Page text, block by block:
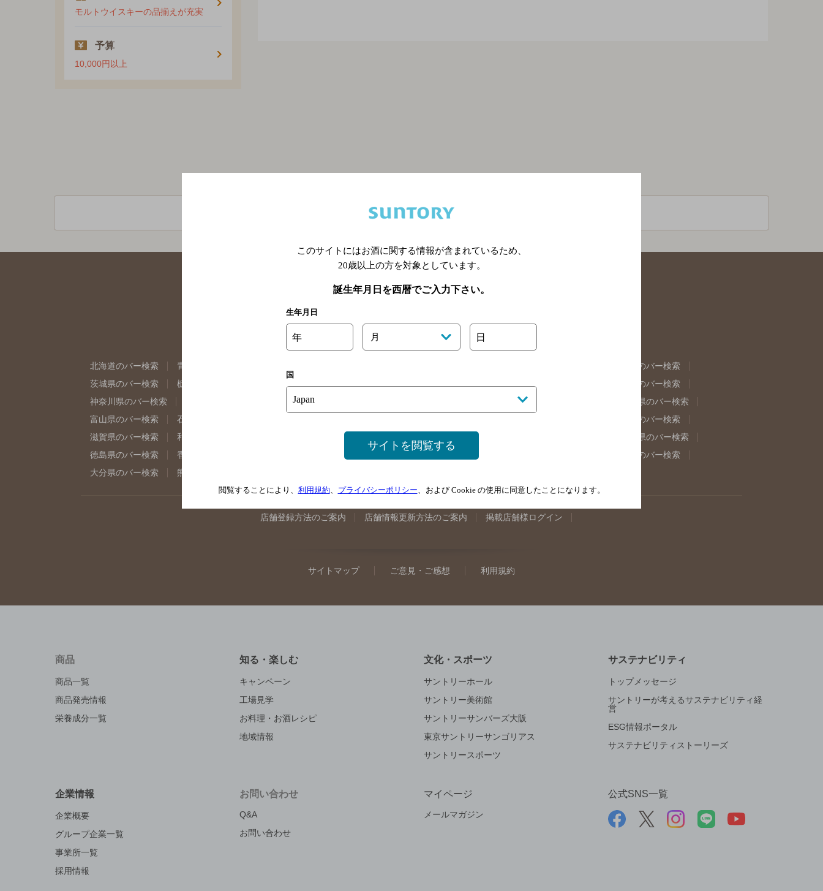
モルトウイスキーの品揃えが充実
予算
10,000円以上
関連ページ
北海道のバー検索 青森県のバー検索
福島県のバー検索
茨城県のバー検索
栃木県のバー検索
東京都のバー検索
神奈川県のバー検索
埼玉県のバー検索
岐阜県のバー検索
富山県のバー検索
石川県のバー検索
奈良県のバー検索
滋賀県のバー検索
和歌山県のバー検索 山口県のバー検索
島根県のバー検索
徳島県のバー検索
香川県のバー検索
佐賀県のバー検索
大分県のバー検索
熊本県のバー検索
店舗登録方法のご案内 店舗情報更新方法のご案内 掲載店舗様ログイン
サイトマップ ご意見・ご感想 利用規約
商品
商品一覧
商品発売情報
栄養成分一覧
知る・楽しむ
キャンペーン
工場見学
お料理・お酒レシピ
地域情報
文化・スポーツ
サントリーホール
サントリー美術館
サントリーサンバーズ大阪
東京サントリーサンゴリアス
サントリースポーツ
サステナビリティ
トップメッセージ
サントリーが考えるサステナビリティ経
営
ESG情報ポータル
サステナビリティストーリーズ
企業情報
企業概要
グループ企業一覧
事業所一覧
採用情報
お問い合わせ
Q&A
お問い合わせ
マイページ
メールマガジン
公式SNS一覧
このサイトにはお酒に関する情報が含まれているため、
20歳以上の方を対象としています。
誕生年月日を西暦でご入力下さい。
生年月日
年 月 日
国
サイトを閲覧する
閲覧することにより、 利用規約、 プライバシーポリシー、および Cookie の使用に同意したことになります。